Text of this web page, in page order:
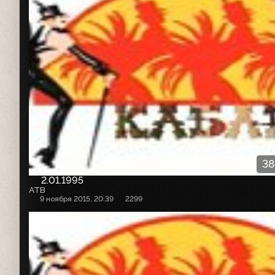
2.01.1995
АТВ
9 ноября 2015, 20:39 2299